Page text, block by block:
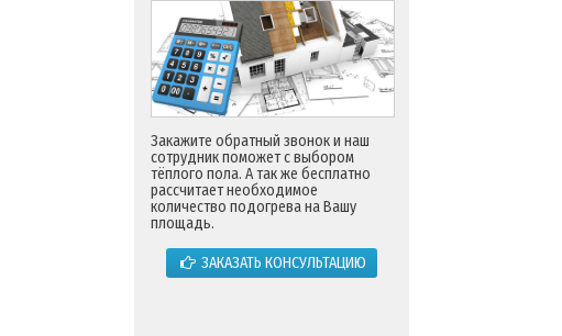
Закажите обратный звонок и наш
сотрудник поможет с выбором
тёплого пола. А так же бесплатно
рассчитает необходимое
количество подогрева на Вашу
площадь.
ЗАКАЗАТЬ КОНСУЛЬТАЦИЮ